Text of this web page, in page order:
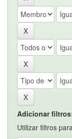
Adicionar
Utilizar filtros